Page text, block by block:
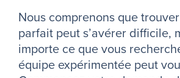
Nous comprenons que
parfait peut s’avérer difficile,
importe ce que vous
équipe expérimentée peut